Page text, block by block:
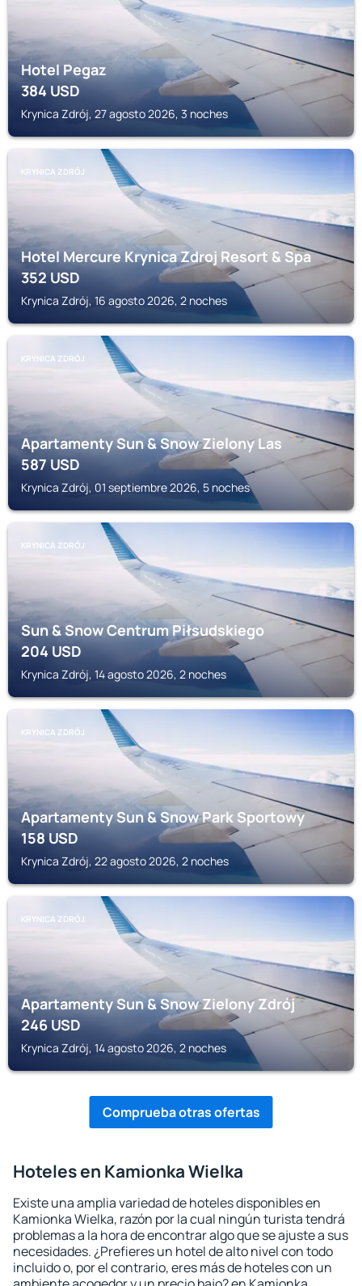
Hotel Pegaz
384USD
Krynica Zdrój, 27 agosto 2026, 3 noches
KRYNICA ZDRÓJ
Hotel Mercure Krynica Zdroj Resort & Spa
352USD
Krynica Zdrój, 16 agosto 2026, 2 noches
KRYNICA ZDRÓJ
Apartamenty Sun & Snow Zielony Las
587USD
Krynica Zdrój, 01 septiembre 2026, 5 noches
KRYNICA ZDRÓJ
Sun & Snow Centrum Piłsudskiego
204USD
Krynica Zdrój, 14 agosto 2026, 2 noches
KRYNICA ZDRÓJ
Apartamenty Sun & Snow Park Sportowy
158USD
Krynica Zdrój, 22 agosto 2026, 2 noches
KRYNICA ZDRÓJ
Apartamenty Sun & Snow Zielony Zdrój
246USD
Krynica Zdrój, 14 agosto 2026, 2 noches
Comprueba otras ofertas
Hoteles en Kamionka Wielka
Existe una amplia variedad de hoteles disponibles en
Kamionka Wielka, razón por la cual ningún turista tendrá
problemas a la hora de encontrar algo que se ajuste a sus
necesidades. ¿Prefieres un hotel de alto nivel con todo
incluido o, por el contrario, eres más de hoteles con un